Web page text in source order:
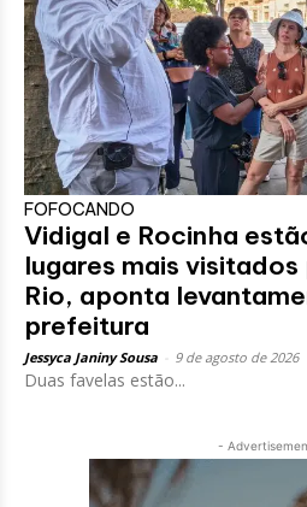
FOFOCANDO
Vidigal e Rocinha
lugares mais
Rio, aponta
prefeitura
Jessyca Janiny Sousa 9 de agosto de 2026
Duas favelas estão...
-